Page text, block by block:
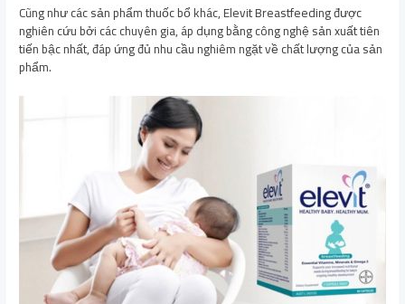
Cũng như các sản phẩm thuốc bổ khác, Elevit Breastfeeding được
nghiên cứu bởi các chuyên gia, áp dụng bằng công nghệ sản xuất tiên
tiến bậc nhất, đáp ứng đủ nhu cầu nghiêm ngặt về chất lượng của sản
phẩm.